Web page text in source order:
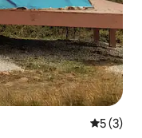
Vidējais
5 (3)